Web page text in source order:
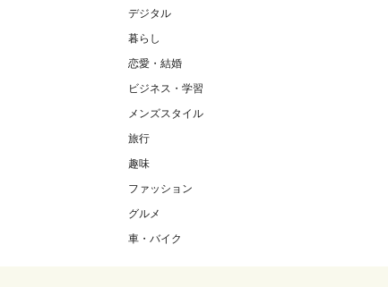
デジタル
暮らし
恋愛・結婚
ビジネス・学習
メンズスタイル
旅行
趣味
ファッション
グルメ
車・バイク